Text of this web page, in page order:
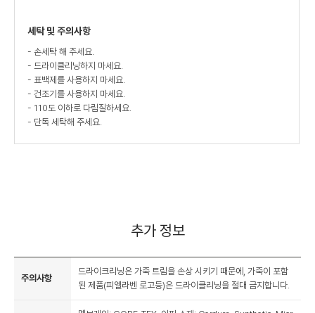
세탁 및 주의사항
- 손세탁 해 주세요.
- 드라이클리닝하지 마세요.
- 표백제를 사용하지 마세요.
- 건조기를 사용하지 마세요.
- 110도 이하로 다림질하세요.
- 단독 세탁해 주세요.
추가 정보
주의사항
드라이크리닝은 가죽 트림을 손상 시키기 때문에, 가죽이 포함
된 제품(피엘라벤 로고등)은 드라이클리닝을 절대 금지합니다.